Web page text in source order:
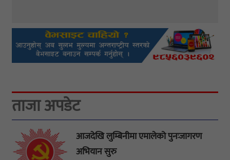
ताजा अपडेट
आजदेखि लुम्बिनीमा एमालेको पुनःजागरण
अभियान सुरु